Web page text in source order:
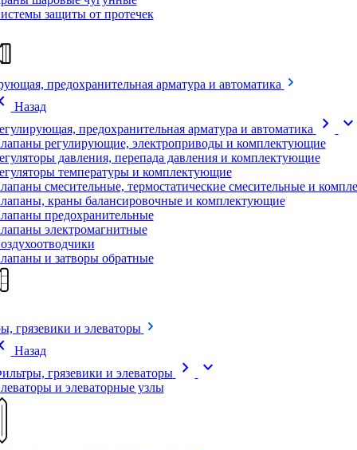
защиты от протечек
предохранительная арматура и автоматика
Назад
предохранительная арматура и автоматика
chevron_right expand_more
регулирующие, электроприводы и комплектующие
давления, перепада давления и комплектующие
температуры и комплектующие
смесительные, термостатические смесительные и
краны балансировочные и комплектующие
предохранительные
электромагнитные
и затворы обратные
грязевики и элеваторы
Назад
грязевики и элеваторы
chevron_right expand_more
и элеваторные узлы